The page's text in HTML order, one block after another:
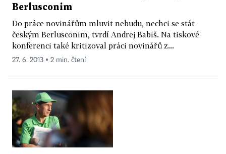
Berlusconim
Do práce novinářům mluvit nebudu, nechci se stát
českým Berlusconim, tvrdí Andrej Babiš. Na tiskové
konferenci také kritizoval práci novinářů z...
27. 6. 2013 ▪ 2 min. čtení